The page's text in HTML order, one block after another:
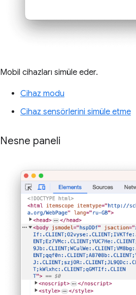
Mobil cihazları simüle eder.
Cihaz modu
Cihaz sensörlerini simüle etme
Nesne paneli